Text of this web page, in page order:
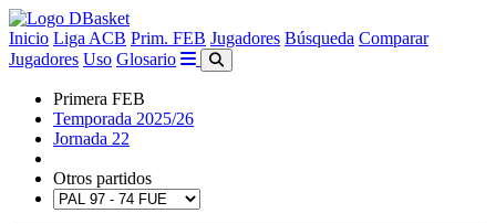
Inicio Liga ACB Prim. FEB Jugadores Búsqueda Comparar
Jugadores Uso Glosario
Primera FEB
Temporada 2025/26
Jornada 22
Otros partidos